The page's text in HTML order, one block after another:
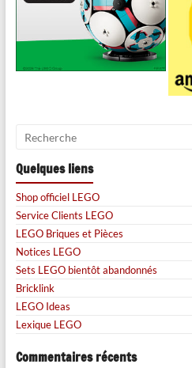
Quelques liens
Shop officiel LEGO
Service Clients LEGO
LEGO Briques et Pièces
Notices LEGO
Sets LEGO bientôt abandonnés
Bricklink
LEGO Ideas
Lexique LEGO
Commentaires récents